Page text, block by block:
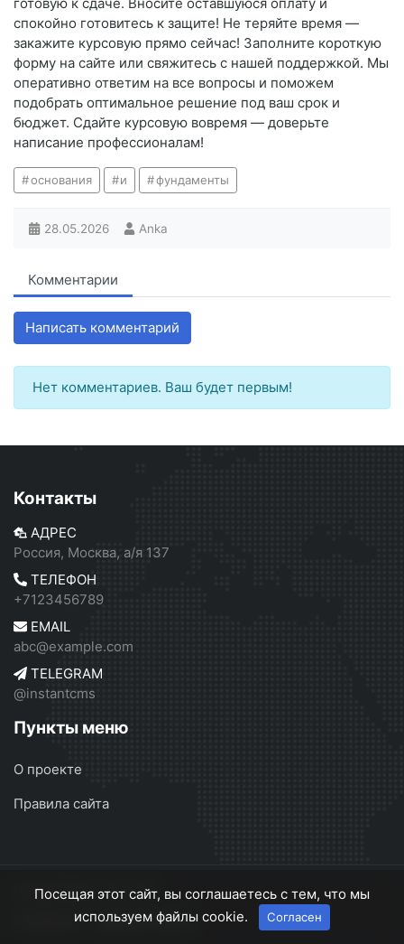
спокойно готовитесь к защите! Не теряйте время —
закажите курсовую прямо сейчас! Заполните короткую
форму на сайте или свяжитесь с нашей поддержкой. Мы
оперативно ответим на все вопросы и поможем
подобрать оптимальное решение под ваш срок и
бюджет. Сдайте курсовую вовремя — доверьте
написание профессионалам!
основания и фундаменты
28.05.2026 Anka
Комментарии
Написать комментарий
Нет комментариев. Ваш будет первым!
Контакты
АДРЕС
Россия, Москва, а/я 137
ТЕЛЕФОН
+7123456789
EMAIL
abc@example.com
TELEGRAM
@instantcms
Пункты меню
О проекте
Правила сайта
InstantCMS 2 © 2026
О проекте
Правила сайта
Посещая этот сайт, вы соглашаетесь с тем, что мы
используем файлы cookie.
Согласен